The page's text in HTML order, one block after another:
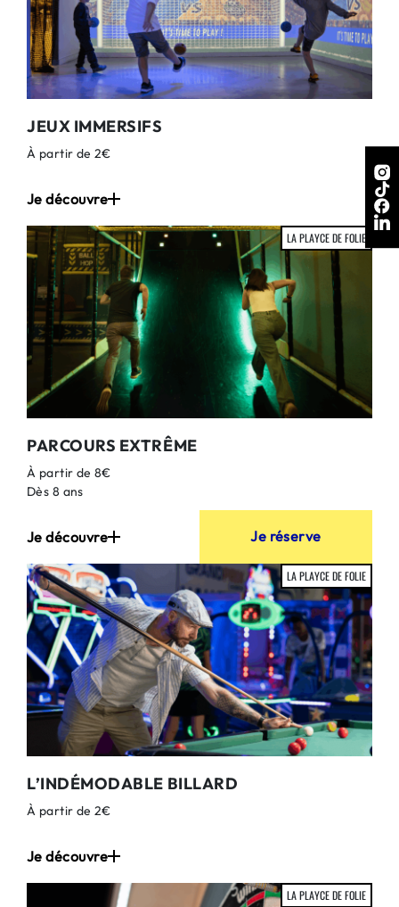
JEUX IMMERSIFS
À partir de 2€
Je découvre
LA PLAYCE DE FOLIE
PARCOURS EXTRÊME
À partir de 8€
Dès 8 ans
Je découvre Je réserve
LA PLAYCE DE FOLIE
L’INDÉMODABLE BILLARD
À partir de 2€
Je découvre
LA PLAYCE DE FOLIE